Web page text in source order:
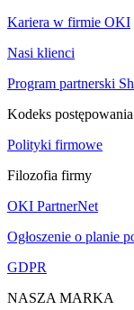
Kariera w firmie OKI
Nasi klienci
Program partnerski
Kodeks postępowania
Polityki firmowe
Filozofia firmy
OKI PartnerNet
Ogłoszenie o planie
GDPR
NASZA MARKA